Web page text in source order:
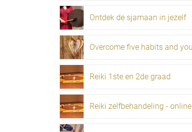
Ontdek de sjamaan in jezelf
Reiki 1ste en 2de graad
Reiki zelfbehandeling - online